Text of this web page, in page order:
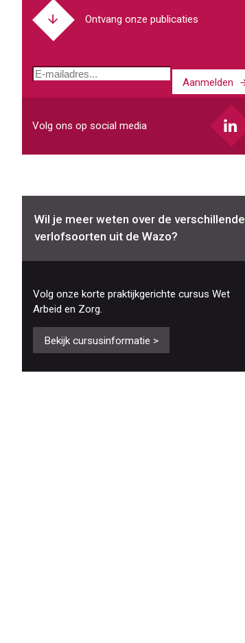
Ontvang onze publicaties
E-
Aanmelden
Volg ons op social media
Wil je meer weten over de verschillende
verlofsoorten uit de Wazo?
Volg onze korte praktijkgerichte cursus Wet
Arbeid en Zorg.
Bekijk cursusinformatie >